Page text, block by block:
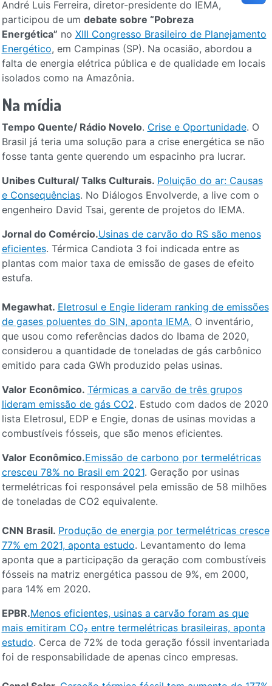
André Luis Ferreira, diretor-presidente do IEMA,
participou de um debate sobre “Pobreza
Energética” no XIII Congresso Brasileiro de Planejamento
Energético, em Campinas (SP). Na ocasião, abordou a
falta de energia elétrica pública e de qualidade em locais
isolados como na Amazônia.
Na mídia
Tempo Quente/ Rádio Novelo. Crise e Oportunidade. O
Brasil já teria uma solução para a crise energética se não
fosse tanta gente querendo um espacinho pra lucrar.
Unibes Cultural/ Talks Culturais. Poluição do ar: Causas
e Consequências. No Diálogos Envolverde, a live com o
engenheiro David Tsai, gerente de projetos do IEMA.
Jornal do Comércio.Usinas de carvão do RS são menos
eficientes. Térmica Candiota 3 foi indicada entre as
plantas com maior taxa de emissão de gases de efeito
estufa.
Megawhat. Eletrosul e Engie lideram ranking de emissões
de gases poluentes do SIN, aponta IEMA. O inventário,
que usou como referências dados do Ibama de 2020,
considerou a quantidade de toneladas de gás carbônico
emitido para cada GWh produzido pelas usinas.
Valor Econômico. Térmicas a carvão de três grupos
lideram emissão de gás CO2. Estudo com dados de 2020
lista Eletrosul, EDP e Engie, donas de usinas movidas a
combustíveis fósseis, que são menos eficientes.
Valor Econômico.Emissão de carbono por termelétricas
cresceu 78% no Brasil em 2021. Geração por usinas
termelétricas foi responsável pela emissão de 58 milhões
de toneladas de CO2 equivalente.
CNN Brasil. Produção de energia por termelétricas cresce
77% em 2021, aponta estudo. Levantamento do Iema
aponta que a participação da geração com combustíveis
fósseis na matriz energética passou de 9%, em 2000,
para 14% em 2020.
EPBR.Menos eficientes, usinas a carvão foram as que
mais emitiram CO₂ entre termelétricas brasileiras, aponta
estudo. Cerca de 72% de toda geração fóssil inventariada
foi de responsabilidade de apenas cinco empresas.